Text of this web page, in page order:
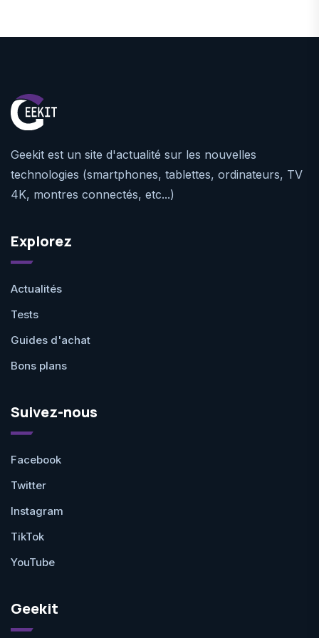
Geekit est un site d'actualité sur les nouvelles
technologies (smartphones, tablettes, ordinateurs, TV
4K, montres connectés, etc...)
Explorez
Actualités
Tests
Guides d'achat
Bons plans
Suivez-nous
Facebook
Twitter
Instagram
TikTok
YouTube
Geekit